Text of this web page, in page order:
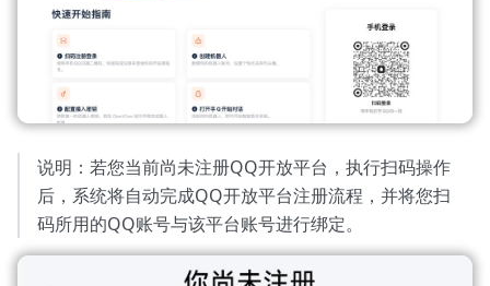
说明：若您当前尚未注册QQ开放平台，执行扫码操作
后，系统将自动完成QQ开放平台注册流程，并将您扫
码所用的QQ账号与该平台账号进行绑定。